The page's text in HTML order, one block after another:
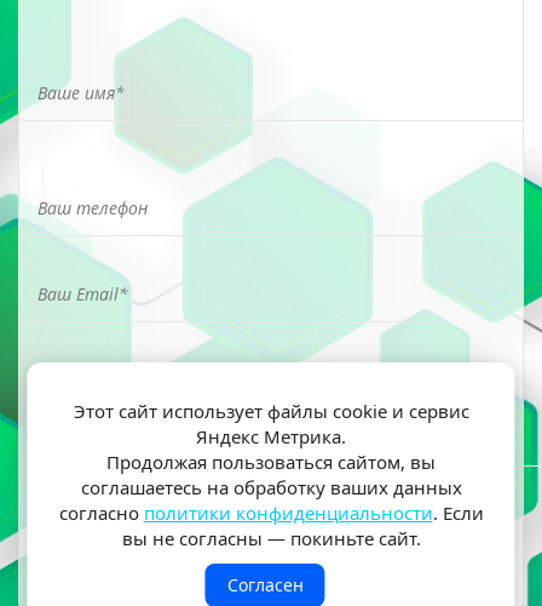
Я ознакомлен(а) и согласен(на) на обработку моих
персональных данных согласно политики
конфиденциальности
Этот сайт использует файлы cookie и сервис
Яндекс Метрика.
Продолжая пользоваться сайтом, вы
соглашаетесь на обработку ваших данных
согласно политики конфиденциальности. Если
вы не согласны — покиньте сайт.
Согласен